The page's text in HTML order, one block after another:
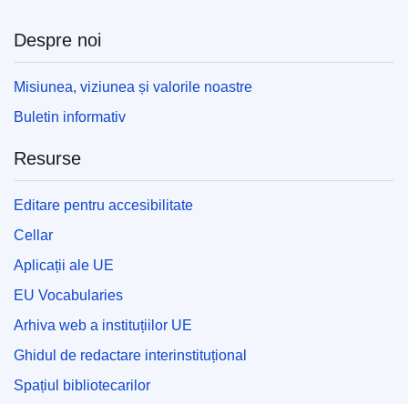
Despre noi
Misiunea, viziunea și valorile noastre
Buletin informativ
Resurse
Editare pentru accesibilitate
Cellar
Aplicații ale UE
EU Vocabularies
Arhiva web a instituțiilor UE
Ghidul de redactare interinstituțional
Spațiul bibliotecarilor